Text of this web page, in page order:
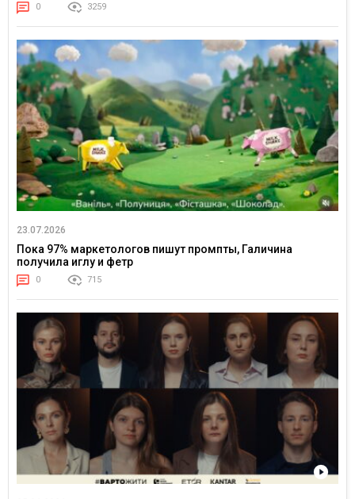
0 3259
23.07.2026
Пока 97% маркетологов пишут промпты, Галичина
получила иглу и фетр
0 715